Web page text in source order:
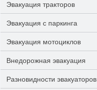
Эвакуация тракторов
Эвакуация с паркинга
Эвакуация мотоциклов
Внедорожная эвакуация
Разновидности эвакуаторов